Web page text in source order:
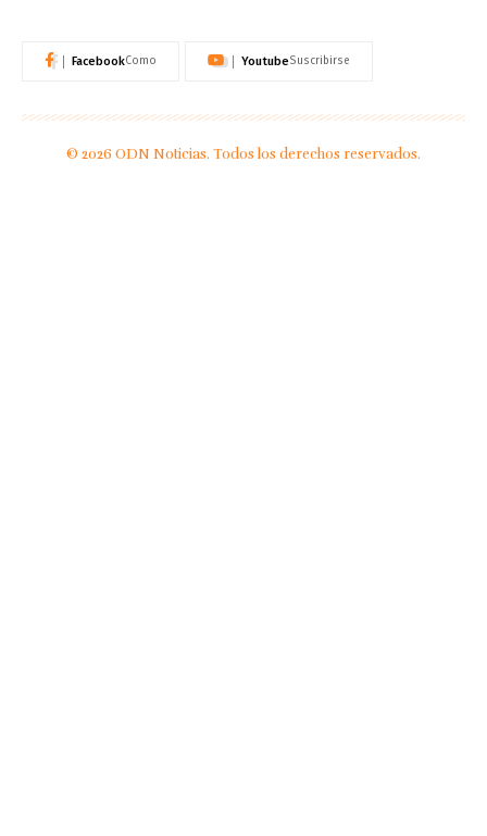
FacebookComo YoutubeSuscribirse
© 2026 ODN Noticias. Todos los derechos reservados.